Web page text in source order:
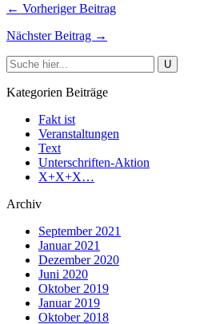
← Vorheriger Beitrag
Nächster Beitrag →
Kategorien Beiträge
Fakt ist
Veranstaltungen
Text
Unterschriften-Aktion
X+X+X…
Archiv
September 2021
Januar 2021
Dezember 2020
Juni 2020
Oktober 2019
Januar 2019
Oktober 2018